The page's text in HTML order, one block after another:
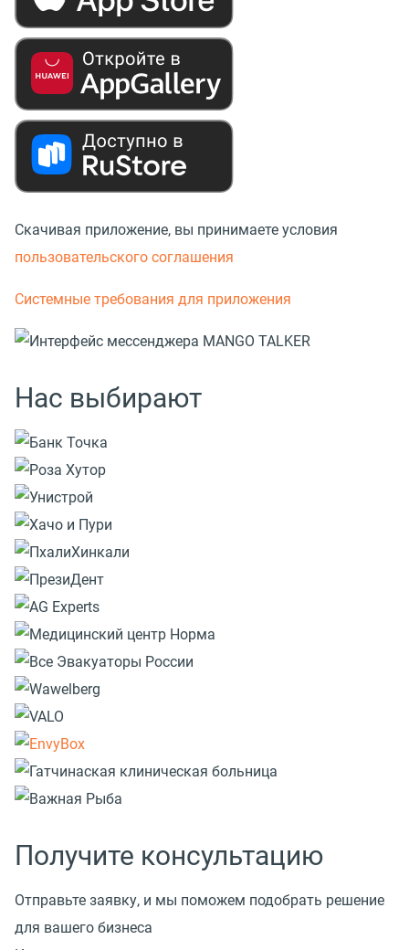
Скачивая приложение, вы принимаете условия
пользовательского соглашения
Системные требования для приложения
Нас выбирают
Получите консультацию
Отправьте заявку, и мы поможем подобрать решение
для вашего бизнеса